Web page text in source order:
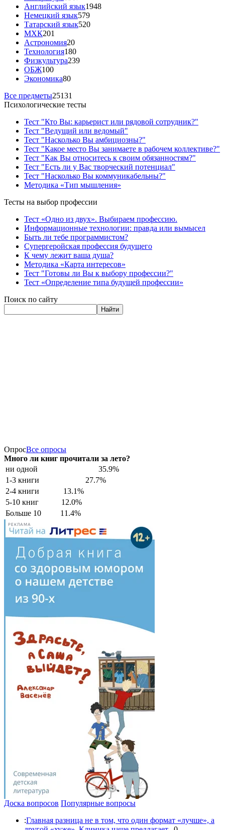
Английский язык1948
Немецкий язык579
Татарский язык520
МХК201
Астрономия20
Технология180
Физкультура239
ОБЖ100
Экономика80
Все предметы25131
Психологические тесты
Тест "Кто Вы: карьерист или рядовой сотрудник?"
Тест "Ведущий или ведомый"
Тест "Насколько Вы амбициозны?"
Тест "Какое место Вы занимаете в рабочем коллективе?"
Тест "Как Вы относитесь к своим обязанностям?"
Тест "Есть ли у Вас творческий потенциал"
Тест "Насколько Вы коммуникабельны?"
Методика «Тип мышления»
Тесты на выбор профессии
Тест «Одно из двух». Выбираем профессию.
Информационные технологии: правда или вымысел
Быть ли тебе программистом?
Супергеройская профессия будущего
К чему лежит ваша душа?
Методика «Карта интересов»
Тест "Готовы ли Вы к выбору профессии?"
Тест «Определение типа будущей профессии»
Поиск по сайту
Найти
ОпросВсе опросы
Много ли книг прочитали за лето?
ни одной
35.9%
1-3 книги
27.7%
2-4 книги
13.1%
5-10 книг
12.0%
Больше 10
11.4%
РЕКЛАМА
Доска вопросов Популярные вопросы
:Главная разница не в том, что один формат «лучше», а